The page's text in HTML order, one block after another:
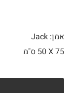
אמן: Jack
75 X